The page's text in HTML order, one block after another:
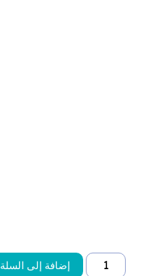
إضافة إلى السلة